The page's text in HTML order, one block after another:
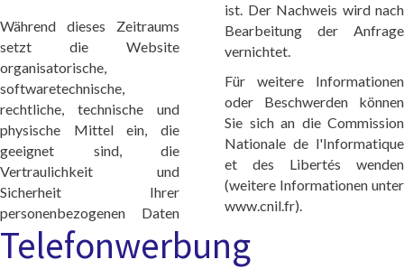
Während dieses Zeitraums
setzt die Website
organisatorische,
softwaretechnische,
rechtliche, technische und
physische Mittel ein, die
geeignet sind, die
Vertraulichkeit und
Sicherheit Ihrer
personenbezogenen Daten
ist. Der Nachweis wird nach
Bearbeitung der Anfrage
vernichtet.
Für weitere Informationen
oder Beschwerden können
Sie sich an die Commission
Nationale de l'Informatique
et des Libertés wenden
(weitere Informationen unter
www.cnil.fr).
Telefonwerbung